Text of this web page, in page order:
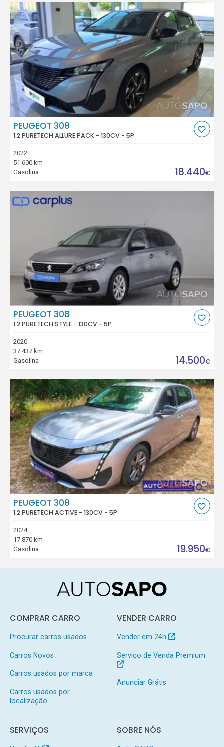
PEUGEOT 308
1.2 PURETECH ALLURE PACK - 130CV - 5P
2022
51.600 km
Gasolina
18.440€
PEUGEOT 308
1.2 PURETECH STYLE - 130CV - 5P
2020
37.437 km
Gasolina
14.500€
PEUGEOT 308
1.2 PURETECH ACTIVE - 130CV - 5P
2024
17.870 km
Gasolina
19.950€
COMPRAR CARRO
Procurar carros usados
Carros Novos
Carros usados por marca
Carros usados por
localização
VENDER CARRO
Vender em 24h
Serviço de Venda Premium
Anunciar Grátis
SERVIÇOS SOBRE NÓS